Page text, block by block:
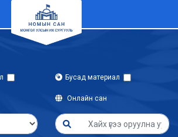
Бусад материал
Онлайн сан